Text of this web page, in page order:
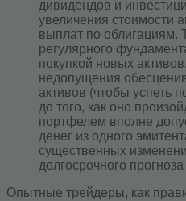
дивидендов и
увеличения стоимости
выплат по облигациям.
регулярного
покупкой новых
недопущения
активов (чтобы успеть
до того, как оно
портфелем вполне
денег из одного
существенных
долгосрочного
Опытные трейдеры, как